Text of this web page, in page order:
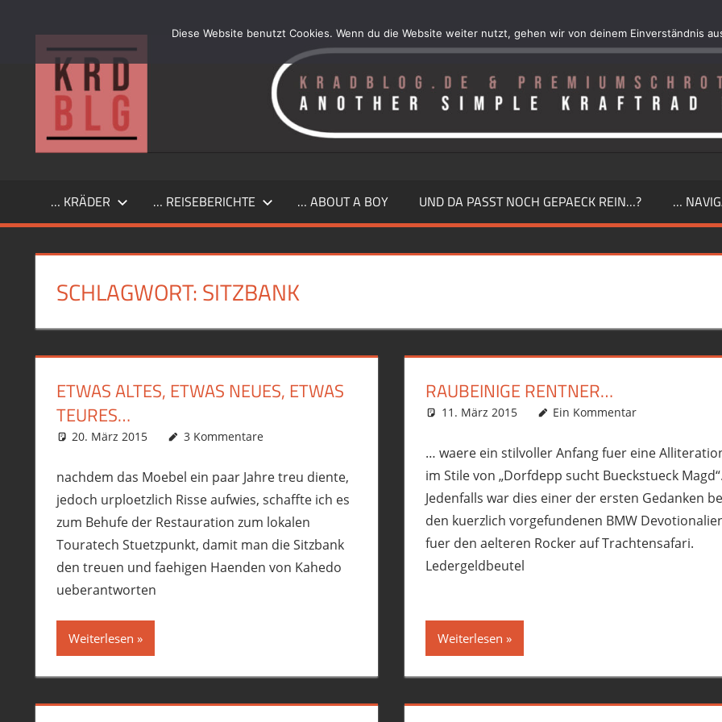
…
another
simple
Kraftrad
… KRÄDER … REISEBERICHTE … ABOUT A BOY UND DA PASST NOCH GEPAECK REIN…? …
SCHLAGWORT:SITZBANK
ETWAS ALTES, ETWAS NEUES, ETWAS
TEURES…
20. März 2015 phil
Allgemein,Ausrüstung/Equipment
3 Kommentare
nachdem das Moebel ein paar Jahre treu diente,
jedoch urploetzlich Risse aufwies, schaffte ich es
zum Behufe der Restauration zum lokalen
Touratech Stuetzpunkt, damit man die Sitzbank
den treuen und faehigen Haenden von Kahedo
ueberantworten
Weiterlesen
RAUBEINIGE RENTNER…
11. März 2015 phil
Allgemein,Ausrüstung/
Ein Kommentar
… waere ein stilvoller Anfang fuer eine
im Stile von „Dorfdepp sucht Bueckstueck Magd“.
Jedenfalls war dies einer der ersten Gedanken
den kuerzlich vorgefundenen BMW
fuer den aelteren Rocker auf Trachtensafari.
Ledergeldbeutel
Weiterlesen
Diese Website benutzt Cookies. Wenn du die Website weiter nutzt, gehen wir von deinem Einverständnis